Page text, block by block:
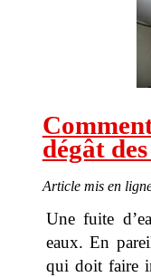
dégât
Article mis en
Une fuite
eaux. En
qui doit faire